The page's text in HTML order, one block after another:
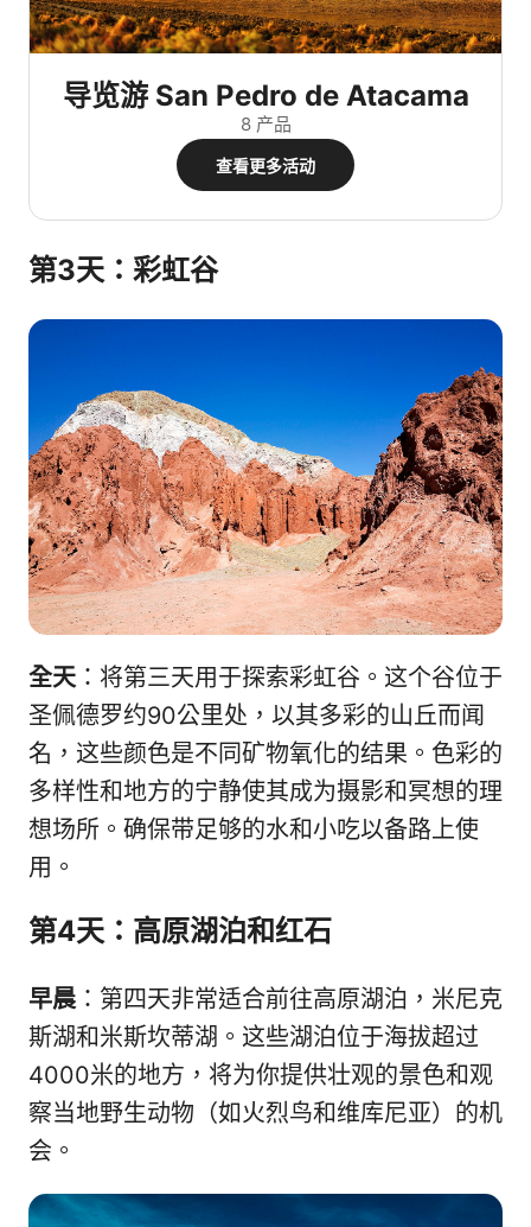
导览游 San Pedro de Atacama
8 产品
查看更多活动
第3天：彩虹谷
全天：将第三天用于探索彩虹谷。这个谷位于
圣佩德罗约90公里处，以其多彩的山丘而闻
名，这些颜色是不同矿物氧化的结果。色彩的
多样性和地方的宁静使其成为摄影和冥想的理
想场所。确保带足够的水和小吃以备路上使
用。
第4天：高原湖泊和红石
早晨：第四天非常适合前往高原湖泊，米尼克
斯湖和米斯坎蒂湖。这些湖泊位于海拔超过
4000米的地方，将为你提供壮观的景色和观
察当地野生动物（如火烈鸟和维库尼亚）的机
会。